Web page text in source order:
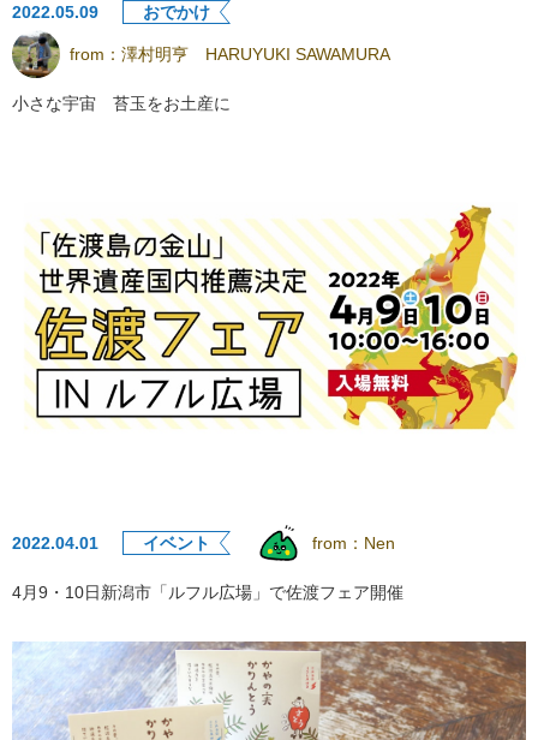
2022.05.09 おでかけ
from： 澤村明亨 HARUYUKI SAWAMURA
小さな宇宙 苔玉をお土産に
2022.04.01 イベント from： Nen
4月9・10日新潟市「ルフル広場」で佐渡フェア開催